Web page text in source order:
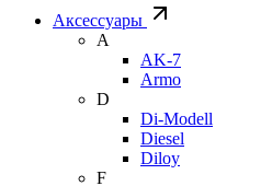
Аксессуары
A
AK-7
Armo
D
Di-Modell
Diesel
Diloy
F